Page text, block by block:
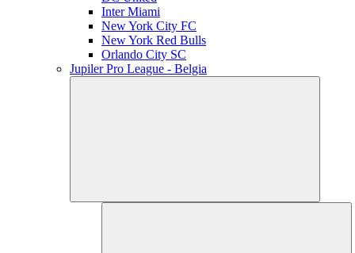
Inter Miami
New York City FC
New York Red Bulls
Orlando City SC
Jupiler Pro League - Belgia